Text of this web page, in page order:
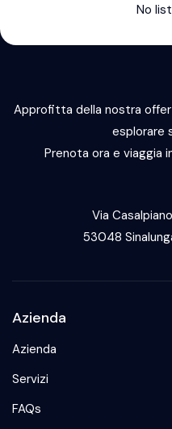
No
Approfitta della nostra
esplorare
Prenota ora e viaggia
Via
53048
Azienda
Azienda
Servizi
FAQs